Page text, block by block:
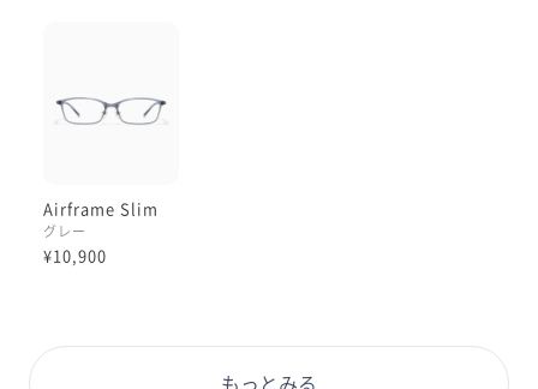
されています。
キレイ🌟
Airframe Slim
グレー
¥10,900